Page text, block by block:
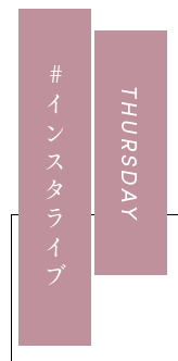
THURSDAY
#インスタライブ